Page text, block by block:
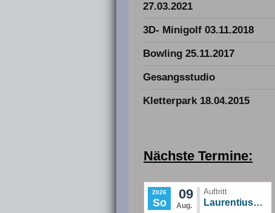
27.03.2021
3D- Minigolf 03.11.2018
Bowling 25.11.2017
Gesangsstudio
Kletterpark 18.04.2015
Nächste Termine: